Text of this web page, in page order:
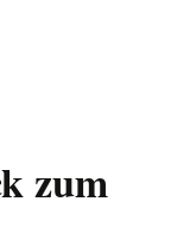
Verhütung von
zum